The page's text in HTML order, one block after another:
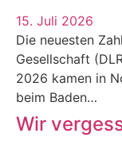
15. Juli 2026
Die neuesten
Gesellschaft
2026 kamen in
beim Baden…
Wir